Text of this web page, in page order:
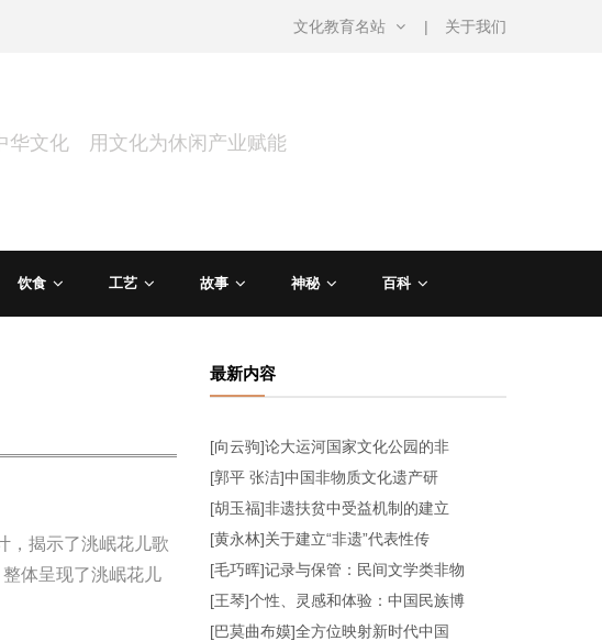
文化教育名站 关于我们
华文化 用文化为休闲产业赋能
饮食 工艺 故事 神秘 百科
，揭示了洮岷花儿歌
体呈现了洮岷花儿
最新内容
[向云驹]论大运河国家文化公园的非
[郭平 张洁]中国非物质文化遗产研
[胡玉福]非遗扶贫中受益机制的建立
[黄永林]关于建立“非遗”代表性传
[毛巧晖]记录与保管：民间文学类非物
[王琴]个性、灵感和体验：中国民族博
[巴莫曲布嫫]全方位映射新时代中国